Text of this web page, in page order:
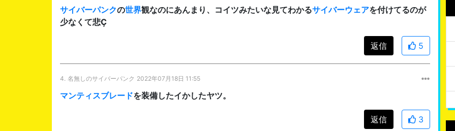
サイバーパンクの世界観なのにあんまり、コイツみたいな見てわかるサイバーウェアを付けてるのが
少なくて悲Ç
返信 5
4. 名無しのサイバーパンク 2022年07月18日 11:55
マンティスブレードを装備したイかしたヤツ。
返信 3